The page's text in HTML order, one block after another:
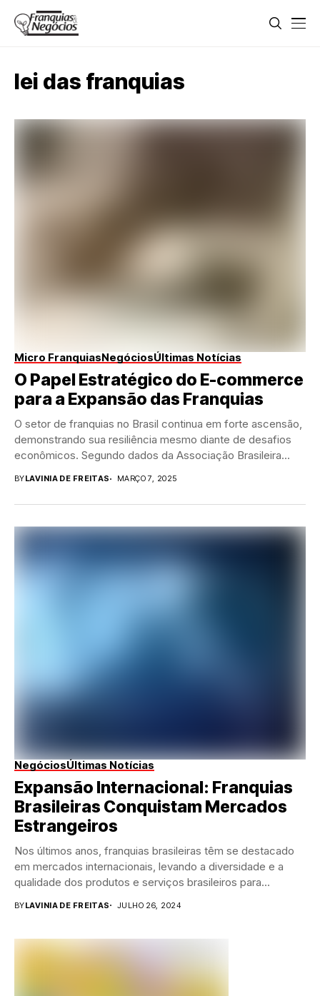
lei das franquias
Micro FranquiasNegóciosÚltimas Notícias
O Papel Estratégico do E-commerce
para a Expansão das Franquias
O setor de franquias no Brasil continua em forte ascensão,
demonstrando sua resiliência mesmo diante de desafios
econômicos. Segundo dados da Associação Brasileira...
BYLAVINIA DE FREITAS MARÇO 7, 2025
NegóciosÚltimas Notícias
Expansão Internacional: Franquias
Brasileiras Conquistam Mercados
Estrangeiros
Nos últimos anos, franquias brasileiras têm se destacado
em mercados internacionais, levando a diversidade e a
qualidade dos produtos e serviços brasileiros para...
BYLAVINIA DE FREITAS JULHO 26, 2024